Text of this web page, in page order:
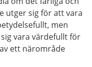
utger sig för att vara
men
vara värdefullt för
ett närområde